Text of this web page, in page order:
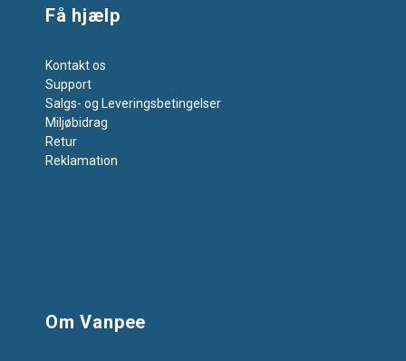
Få hjælp
Kontakt os
Support
Salgs- og Leveringsbetingelser
Miljøbidrag
Retur
Reklamation
Om Vanpee